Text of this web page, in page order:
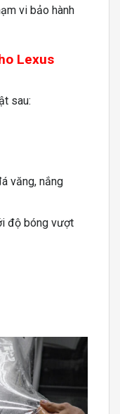
vi bảo hành
Lexus
sau:
văng, nắng
độ bóng vượt